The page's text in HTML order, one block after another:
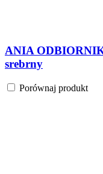
ANIA
srebrny
Porównaj produkt